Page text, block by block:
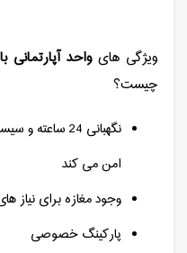
ویژگی هایواحد
چیست؟
نگهبانی 24
امن می کند
وجود مغازه برای نیاز
پارکینگ خصوصی